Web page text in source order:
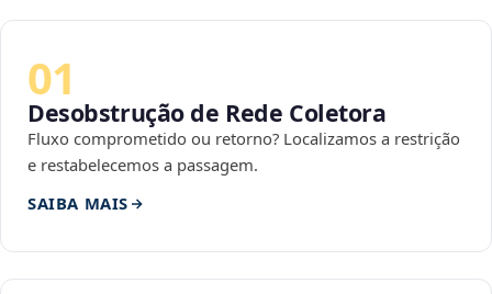
01
Desobstrução de Rede Coletora
Fluxo comprometido ou retorno? Localizamos a restrição
e restabelecemos a passagem.
SAIBA MAIS